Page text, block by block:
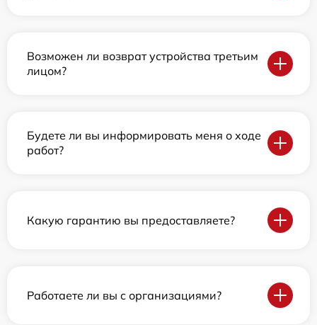
Возможен ли возврат устройства третьим
лицом?
Будете ли вы информировать меня о ходе
работ?
Какую гарантию вы предоставляете?
Работаете ли вы с организациями?